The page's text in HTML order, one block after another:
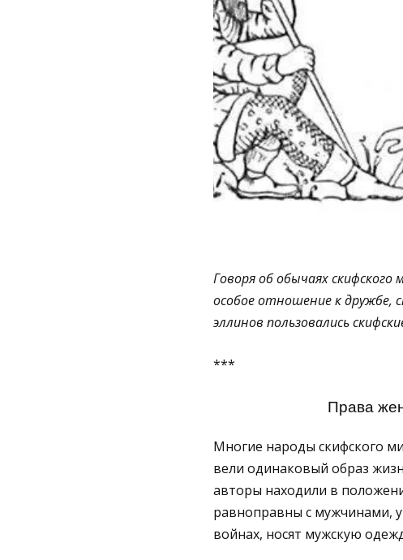
Говоря об обычаях
особое отношение к дружбе,
эллинов пользовались
***
Права
Многие народы скифского
вели одинаковый образ
авторы находили в
равноправны с мужчинами,
войнах, носят мужскую